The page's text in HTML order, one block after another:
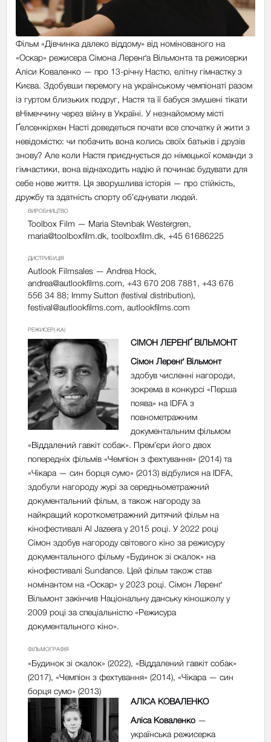
Фільм «Дівчинка далеко віддому» від номінованого на
«Оскар» режисера Сімона Леренґа Вільмонта та режисерки
Аліси Коваленко — про 13-річну Настю, елітну гімнастку з
Києва. Здобувши перемогу на українському чемпіонаті разом
із гуртом близьких подруг, Настя та її бабуся змушені тікати
вНімеччину через війну в Україні. У незнайомому місті
Ґелсенкірхен Насті доведеться почати все спочатку й жити з
невідомістю: чи побачить вона колись своїх батьків і друзів
знову? Але коли Настя приєднується до німецької команди з
гімнастики, вона віднаходить надію й починає будувати для
себе нове життя. Ця зворушлива історія — про стійкість,
дружбу та здатність спорту обʼєднувати людей.
ВИРОБНИЦТВО
Toolbox Film — Maria Stevnbak Westergren,
maria@toolboxfilm.dk, toolboxfilm.dk, +45 61686225
ДИСТРИБУЦІЯ
Autlook Filmsales — Andrea Hock,
andrea@autlookfilms.com, +43 670 208 7881, +43 676
556 34 88; Immy Sutton (festival distribution),
festival@autlookfilms.com, autlookfilms.com
РЕЖИСЕР(-КА)
СІМОН ЛЕРЕНҐ ВІЛЬМОНТ
Сімон Леренґ Вільмонт
здобув численні нагороди,
зокрема в конкурсі «Перша
поява» на IDFA з
повнометражним
документальним фільмом
«Віддалений гавкіт собак». Премʼєри його двох
попередніх фільмів «Чемпіон з фехтування» (2014) та
«Чікара — син борця сумо» (2013) відбулися на IDFA,
здобули нагороду журі за середньометражний
документальний фільм, а також нагороду за
найкращий короткометражний дитячий фільм на
кінофестивалі Al Jazeera у 2015 році. У 2022 році
Сімон здобув нагороду світового кіно за режисуру
документального фільму «Будинок зі скалок» на
кінофестивалі Sundance. Цей фільм також став
номінантом на «Оскар» у 2023 році. Сімон Леренґ
Вільмонт закінчив Національну данську кіношколу у
2009 році за спеціальністю «Режисура
документального кіно».
ФІЛЬМОГРАФІЯ
«Будинок зі скалок» (2022), «Віддалений гавкіт собак»
(2017), «Чемпіон з фехтування» (2014), «Чікара — син
борця сумо» (2013)
АЛІСА КОВАЛЕНКО
Аліса Коваленко —
українська режисерка